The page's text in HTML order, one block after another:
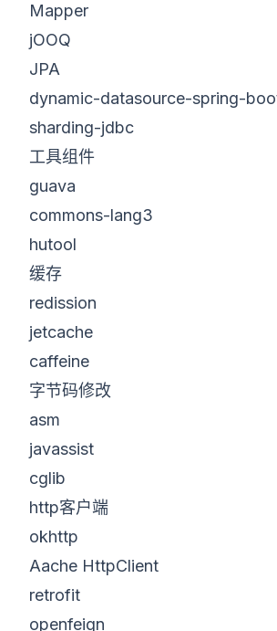
Mapper
jOOQ
JPA
dynamic-datasource-spring-
sharding-jdbc
工具组件
guava
commons-lang3
hutool
缓存
redission
jetcache
caffeine
字节码修改
asm
javassist
cglib
http客户端
okhttp
Aache HttpClient
retrofit
openfeign